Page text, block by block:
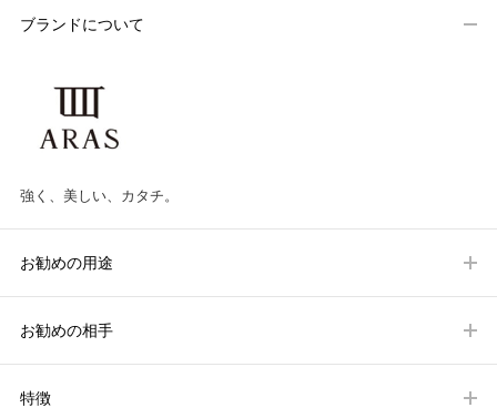
ブランドについて
強く、美しい、カタチ。
お勧めの用途
お勧めの相手
特徴